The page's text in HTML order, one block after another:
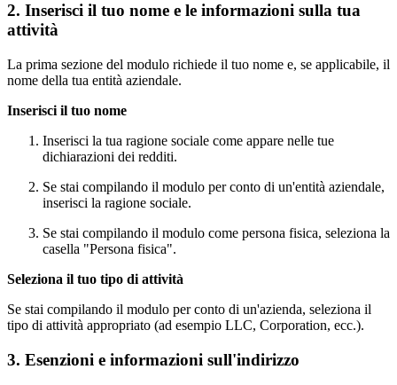
2. Inserisci il tuo nome e le informazioni sulla tua
attività
La prima sezione del modulo richiede il tuo nome e, se applicabile, il
nome della tua entità aziendale.
Inserisci il tuo nome
Inserisci la tua ragione sociale come appare nelle tue
dichiarazioni dei redditi.
Se stai compilando il modulo per conto di un'entità aziendale,
inserisci la ragione sociale.
Se stai compilando il modulo come persona fisica, seleziona la
casella "Persona fisica".
Seleziona il tuo tipo di attività
Se stai compilando il modulo per conto di un'azienda, seleziona il
tipo di attività appropriato (ad esempio LLC, Corporation, ecc.).
3. Esenzioni e informazioni sull'indirizzo